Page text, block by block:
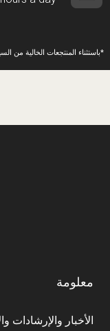
*باستثناء المنتجعات الخالية من
معلومة
الأخبار والإرشادات